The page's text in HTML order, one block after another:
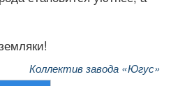
Коллектив завода «Югус»